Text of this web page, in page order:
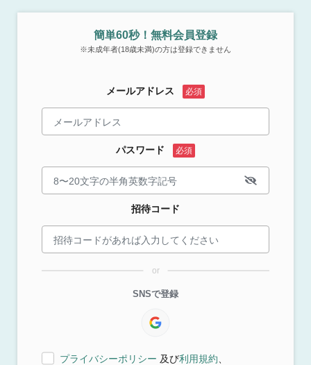
簡単60秒！無料会員登録
※未成年者(18歳未満)の方は登録できません
メールアドレス
パスワード
招待コード
or
SNSで登録
プライバシーポリシー 及び利用規約